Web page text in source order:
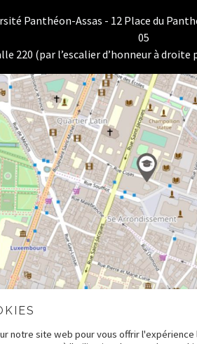
Panthéon-Assas - 12 Place du
05
220 (par l’escalier d’honneur à
notre site web pour vous offrir